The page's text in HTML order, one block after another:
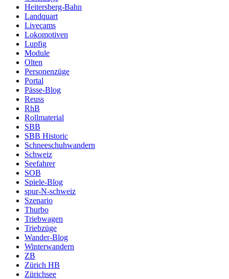
Heitersberg-Bahn
Landquart
Livecams
Lokomotiven
Lupfig
Module
Olten
Personenzüge
Portal
Pässe-Blog
Reuss
RhB
Rollmaterial
SBB
SBB Historic
Schneeschuhwandern
Schweiz
Seefahrer
SOB
Spiele-Blog
spur-N-schweiz
Szenario
Thurbo
Triebwagen
Triebzüge
Wander-Blog
Winterwandern
ZB
Zürich HB
Zürichsee